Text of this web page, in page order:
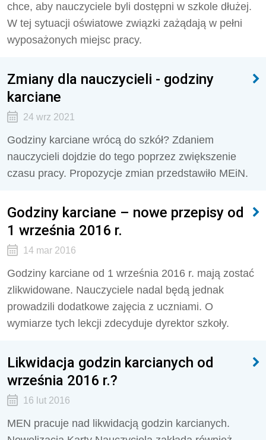
chce, aby nauczyciele byli dostępni w szkole dłużej.
W tej sytuacji oświatowe związki zażądają w pełni
wyposażonych miejsc pracy.
Zmiany dla nauczycieli - godziny
karciane
24 wrz 2021
Godziny karciane wrócą do szkół? Zdaniem
nauczycieli dojdzie do tego poprzez zwiększenie
czasu pracy. Propozycje zmian przedstawiło MEiN.
Godziny karciane – nowe przepisy od
1 września 2016 r.
14 mar 2016
Godziny karciane od 1 września 2016 r. mają zostać
zlikwidowane. Nauczyciele nadal będą jednak
prowadzili dodatkowe zajęcia z uczniami. O
wymiarze tych lekcji zdecyduje dyrektor szkoły.
Likwidacja godzin karcianych od
września 2016 r.?
16 lut 2016
MEN pracuje nad likwidacją godzin karcianych.